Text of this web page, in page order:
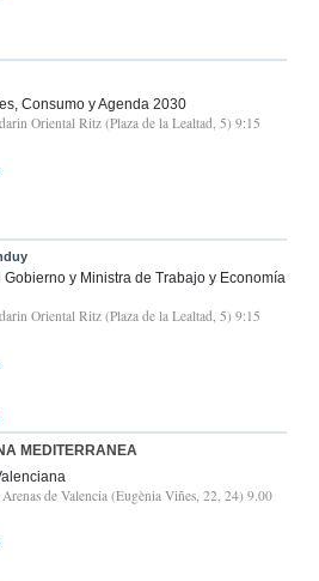
Consumo y Agenda 2030
Oriental Ritz (Plaza de la Lealtad, 5) 9:15
y Ministra de Trabajo y Economía
Oriental Ritz (Plaza de la Lealtad, 5) 9:15
MEDITERRANEA
de Valencia (Eugènia Viñes, 22, 24) 9.00